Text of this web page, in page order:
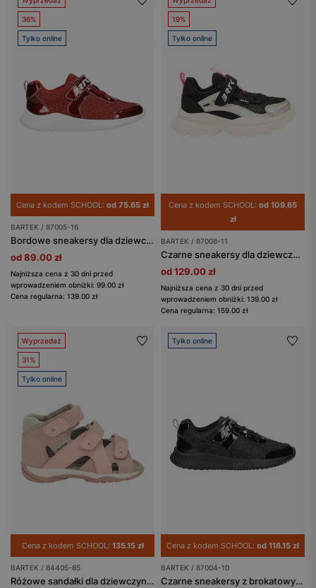
36%
Tylko online
Cena z kodem SCHOOL: od 75.65 zł
BARTEK / 87005-16
Bordowe sneakersy dla dziewczynki z lakierowanymi elementami BARTEK 87005-16
od 89.00 zł
Najniższa cena z 30 dni przed
wprowadzeniem obniżki: 99.00 zł
Cena regularna: 139.00 zł
19%
Tylko online
Cena z kodem SCHOOL: od 109.65
zł
BARTEK / 87008-11
Czarne sneakersy dla dziewczynki z elementami holo BARTEK 87008-11
od 129.00 zł
Najniższa cena z 30 dni przed
wprowadzeniem obniżki: 139.00 zł
Cena regularna: 159.00 zł
Wyprzedaż
31%
Tylko online
Cena z kodem SCHOOL: 135.15 zł
BARTEK / 84405-85
Różowe sandałki dla dziewczynki z błyszczącą wstawką BARTEK 84405-85
Tylko online
Cena z kodem SCHOOL: od 118.15 zł
BARTEK / 87004-10
Czarne sneakersy z brokatowym materiałem i lakierowanymi wstawkami BARTEK 87004-10